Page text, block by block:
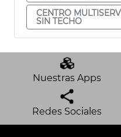
CENTRO
SIN TECHO
Nuestras Apps
Redes Sociales